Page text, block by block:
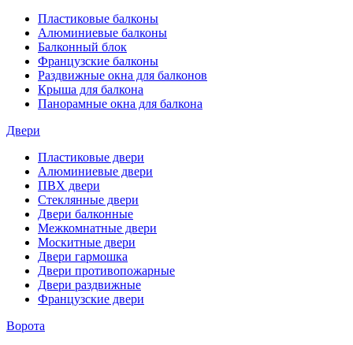
Пластиковые балконы
Алюминиевые балконы
Балконный блок
Французские балконы
Раздвижные окна для балконов
Крыша для балкона
Панорамные окна для балкона
Двери
Пластиковые двери
Алюминиевые двери
ПВХ двери
Стеклянные двери
Двери балконные
Межкомнатные двери
Москитные двери
Двери гармошка
Двери противопожарные
Двери раздвижные
Французские двери
Ворота